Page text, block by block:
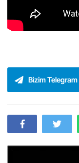
Bizim Telegram